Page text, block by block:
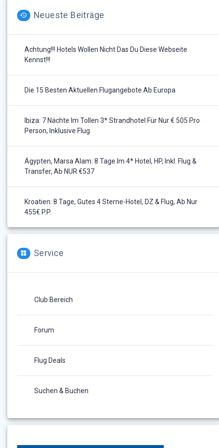
Neueste Beiträge
Achtung!!! Hotels Wollen Nicht Das Du Diese Webseite
Kennst!!!
Die 15 Besten Aktuellen Flugangebote Ab Europa
Ibiza: 7 Nächte Im Tollen 3* Strandhotel Für Nur € 505 Pro
Person, Inklusive Flug
Ägypten, Marsa Alam: 8 Tage Im 4* Hotel, HP, Inkl. Flug &
Transfer, Ab NUR €537
Kroatien: 8 Tage, Gutes 4 Sterne-Hotel, DZ & Flug, Ab Nur
455€ P.P.
Service
Club Bereich
Forum
Flug Deals
Suchen & Buchen